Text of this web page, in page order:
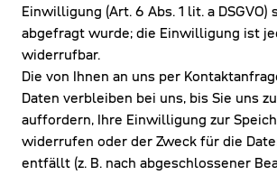
Einwilligung (Art. 6 Abs. 1 lit. a DSGVO)
abgefragt wurde; die Einwilligung ist
widerrufbar.
Die von Ihnen an uns per
Daten verbleiben bei uns, bis Sie uns
auffordern, Ihre Einwilligung zur
widerrufen oder der Zweck für die
entfällt (z. B. nach abgeschlossener